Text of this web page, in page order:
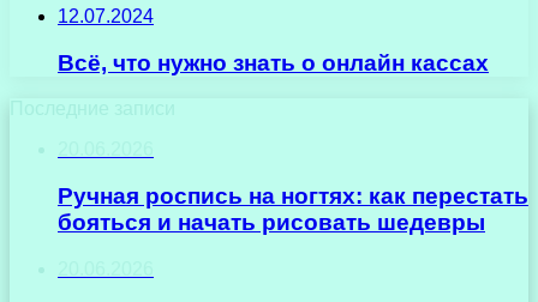
12.07.2024
Всё, что нужно знать о онлайн кассах
Последние записи
Ручная роспись на ногтях: как перестать
бояться и начать рисовать шедевры